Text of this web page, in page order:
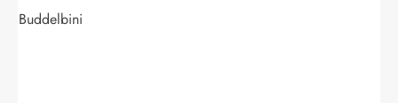
Buddelbini